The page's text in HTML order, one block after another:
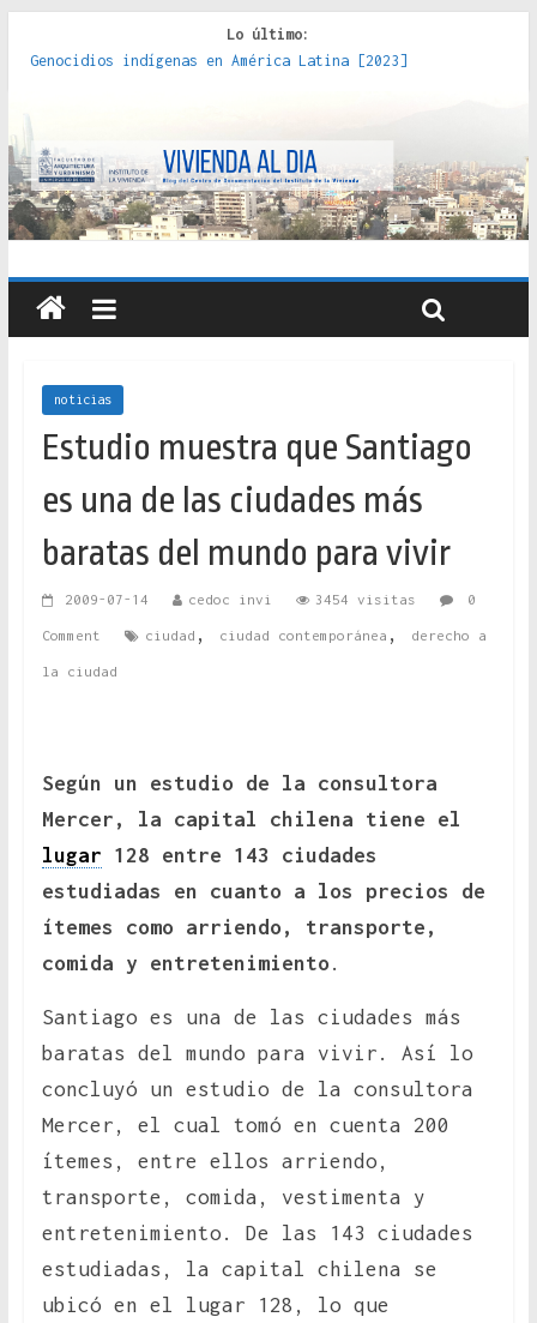
Lo último:
Genocidios indígenas en América Latina [2023]
políticas, prácticas y representaciones [2022]
crítica de las fronteras latinoamericanas [2020]
Criterios técnicos para una vivienda adecuada [2019]
Red de consultorios de la Caja del Seguro Obrero en
Santiago : un patrimonio emblemático [2014]
noticias
Estudio muestra que Santiago
es una de las ciudades más
baratas del mundo para vivir
2009-07-14 cedoc invi 3454 visitas 0
Comment ciudad , ciudad contemporánea , derecho a
la ciudad
Según un estudio de la consultora
Mercer, la capital chilena tiene el
lugar 128 entre 143 ciudades
estudiadas en cuanto a los precios de
ítemes como arriendo, transporte,
comida y entretenimiento .
Santiago es una de las ciudades más
baratas del mundo para vivir. Así lo
concluyó un estudio de la consultora
Mercer, el cual tomó en cuenta 200
ítemes, entre ellos arriendo,
transporte, comida, vestimenta y
entretenimiento. De las 143 ciudades
estudiadas, la capital chilena se
ubicó en el lugar 128, lo que